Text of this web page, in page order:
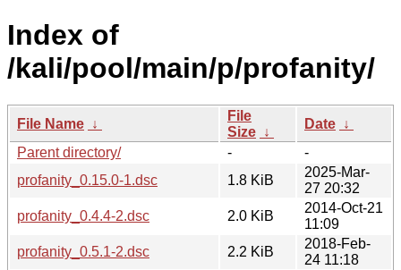
Index of
/kali/pool/main/p/profanity/
File Name ↓
File
Size ↓
Date ↓
Parent directory/
-
-
profanity_0.15.0-1.dsc
1.8 KiB
2025-Mar-
27 20:32
profanity_0.4.4-2.dsc
2.0 KiB
2014-Oct-21
11:09
profanity_0.5.1-2.dsc
2.2 KiB
2018-Feb-
24 11:18